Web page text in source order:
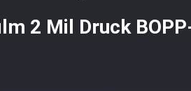
2 Mil Druck